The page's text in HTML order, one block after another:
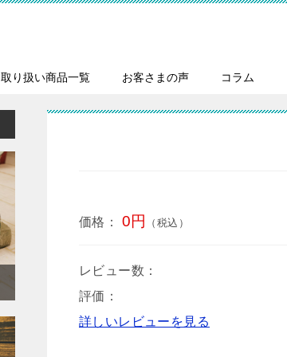
取り扱い商品一覧 お客さまの声 コラム
価格： 0円 （税込）
レビュー数：
評価：
詳しいレビューを見る